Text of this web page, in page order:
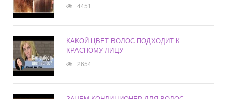
4451
КАКОЙ ЦВЕТ ВОЛОС ПОДХОДИТ К
КРАСНОМУ ЛИЦУ
2654